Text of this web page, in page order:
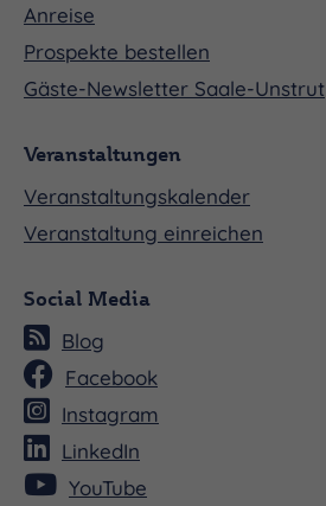
Anreise
Prospekte bestellen
Gäste-Newsletter Saale-Unstrut
Veranstaltungen
Veranstaltungskalender
Veranstaltung einreichen
Social Media
Blog
Facebook
Instagram
LinkedIn
YouTube